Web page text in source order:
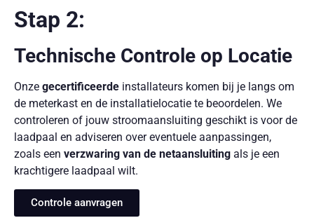
Stap 2:
Technische Controle op Locatie
Onze gecertificeerde installateurs komen bij je langs om
de meterkast en de installatielocatie te beoordelen. We
controleren of jouw stroomaansluiting geschikt is voor de
laadpaal en adviseren over eventuele aanpassingen,
zoals een verzwaring van de netaansluiting als je een
krachtigere laadpaal wilt.
Controle aanvragen